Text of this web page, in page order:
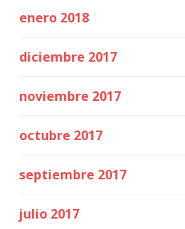
enero 2018
diciembre 2017
noviembre 2017
octubre 2017
septiembre 2017
julio 2017